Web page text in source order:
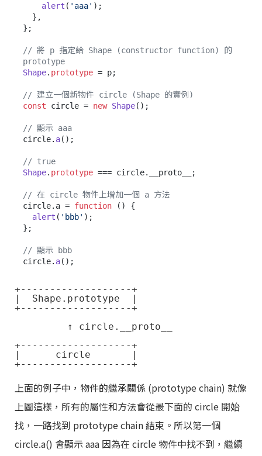
alert ( 'aaa' );
};
// 將 p 指定給 Shape (constructor function) 的
prototype
Shape. prototype = p;
// 建立一個新物件 circle (Shape 的實例)
const circle = new Shape();
// 顯示 aaa
circle. a();
// true
Shape. prototype === circle. __proto__ ;
// 在 circle 物件上增加一個 a 方法
circle. a = function ( ) {
alert ( 'bbb' );
};
// 顯示 bbb
circle. a
+-------------------+
|  Shape.prototype  |
+-------------------+
+-------------------+
|      circle       |
上面的例子中，物件的繼承關係 (prototype chain) 就像
上圖這樣，所有的屬性和方法會從最下面的 circle 開始
找，一路找到 prototype chain 結束。所以第一個
circle.a() 會顯示 aaa 因為在 circle 物件中找不到，繼續